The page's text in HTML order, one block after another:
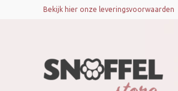
Bekijk hier onze leveringsvoorwaarden